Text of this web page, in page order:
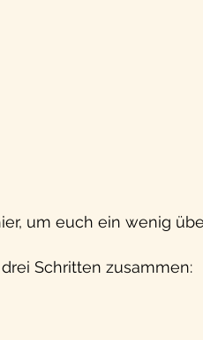
um euch ein wenig
Schritten zusammen: